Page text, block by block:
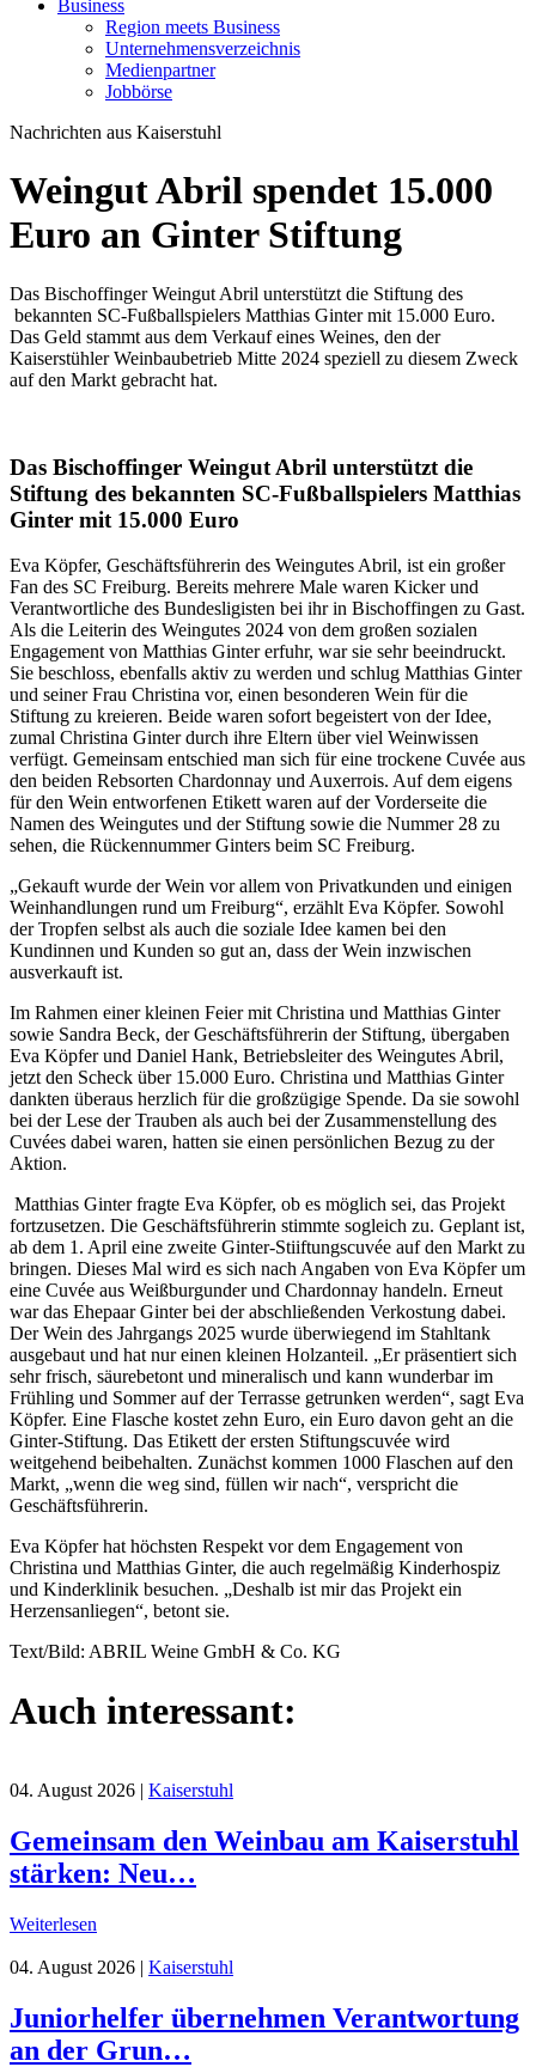
Business
Region meets Business
Unternehmensverzeichnis
Medienpartner
Jobbörse
Nachrichten aus Kaiserstuhl
Weingut Abril spendet 15.000
Euro an Ginter Stiftung
Das Bischoffinger Weingut Abril unterstützt die Stiftung des
bekannten SC-Fußballspielers Matthias Ginter mit 15.000 Euro.
Das Geld stammt aus dem Verkauf eines Weines, den der
Kaiserstühler Weinbaubetrieb Mitte 2024 speziell zu diesem Zweck
auf den Markt gebracht hat.
Das Bischoffinger Weingut Abril unterstützt die
Stiftung des bekannten SC-Fußballspielers Matthias
Ginter mit 15.000 Euro
Eva Köpfer, Geschäftsführerin des Weingutes Abril, ist ein großer
Fan des SC Freiburg. Bereits mehrere Male waren Kicker und
Verantwortliche des Bundesligisten bei ihr in Bischoffingen zu Gast.
Als die Leiterin des Weingutes 2024 von dem großen sozialen
Engagement von Matthias Ginter erfuhr, war sie sehr beeindruckt.
Sie beschloss, ebenfalls aktiv zu werden und schlug Matthias Ginter
und seiner Frau Christina vor, einen besonderen Wein für die
Stiftung zu kreieren. Beide waren sofort begeistert von der Idee,
zumal Christina Ginter durch ihre Eltern über viel Weinwissen
verfügt. Gemeinsam entschied man sich für eine trockene Cuvée aus
den beiden Rebsorten Chardonnay und Auxerrois. Auf dem eigens
für den Wein entworfenen Etikett waren auf der Vorderseite die
Namen des Weingutes und der Stiftung sowie die Nummer 28 zu
sehen, die Rückennummer Ginters beim SC Freiburg.
„Gekauft wurde der Wein vor allem von Privatkunden und einigen
Weinhandlungen rund um Freiburg“, erzählt Eva Köpfer. Sowohl
der Tropfen selbst als auch die soziale Idee kamen bei den
Kundinnen und Kunden so gut an, dass der Wein inzwischen
ausverkauft ist.
Im Rahmen einer kleinen Feier mit Christina und Matthias Ginter
sowie Sandra Beck, der Geschäftsführerin der Stiftung, übergaben
Eva Köpfer und Daniel Hank, Betriebsleiter des Weingutes Abril,
jetzt den Scheck über 15.000 Euro. Christina und Matthias Ginter
dankten überaus herzlich für die großzügige Spende. Da sie sowohl
bei der Lese der Trauben als auch bei der Zusammenstellung des
Cuvées dabei waren, hatten sie einen persönlichen Bezug zu der
Aktion.
Matthias Ginter fragte Eva Köpfer, ob es möglich sei, das Projekt
fortzusetzen. Die Geschäftsführerin stimmte sogleich zu. Geplant ist,
ab dem 1. April eine zweite Ginter-Stiiftungscuvée auf den Markt zu
bringen. Dieses Mal wird es sich nach Angaben von Eva Köpfer um
eine Cuvée aus Weißburgunder und Chardonnay handeln. Erneut
war das Ehepaar Ginter bei der abschließenden Verkostung dabei.
Der Wein des Jahrgangs 2025 wurde überwiegend im Stahltank
ausgebaut und hat nur einen kleinen Holzanteil. „Er präsentiert sich
sehr frisch, säurebetont und mineralisch und kann wunderbar im
Frühling und Sommer auf der Terrasse getrunken werden“, sagt Eva
Köpfer. Eine Flasche kostet zehn Euro, ein Euro davon geht an die
Ginter-Stiftung. Das Etikett der ersten Stiftungscuvée wird
weitgehend beibehalten. Zunächst kommen 1000 Flaschen auf den
Markt, „wenn die weg sind, füllen wir nach“, verspricht die
Geschäftsführerin.
Eva Köpfer hat höchsten Respekt vor dem Engagement von
Christina und Matthias Ginter, die auch regelmäßig Kinderhospiz
und Kinderklinik besuchen. „Deshalb ist mir das Projekt ein
Herzensanliegen“, betont sie.
Text/Bild: ABRIL Weine GmbH & Co. KG
Auch interessant:
04. August 2026 | Kaiserstuhl
Gemeinsam den Weinbau am Kaiserstuhl
stärken: Neu…
Weiterlesen
04. August 2026 | Kaiserstuhl
Juniorhelfer übernehmen Verantwortung
an der Grun…